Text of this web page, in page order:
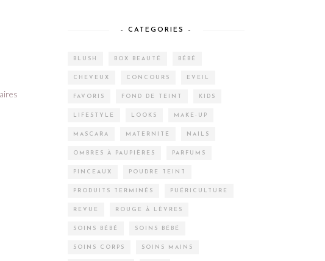
– CATEGORIES –
BLUSH BOX BEAUTÉ BÉBÉ
CHEVEUX CONCOURS EVEIL
FAVORIS FOND DE TEINT KIDS
LIFESTYLE LOOKS MAKE-UP
MASCARA MATERNITÉ NAILS
OMBRES À PAUPIÈRES PARFUMS
PINCEAUX POUDRE TEINT
PRODUITS TERMINÉS PUÉRICULTURE
REVUE ROUGE À LÈVRES
SOINS BÉBÉ SOINS BÉBÉ
SOINS CORPS SOINS MAINS